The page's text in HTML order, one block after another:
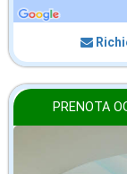
PRENOTA